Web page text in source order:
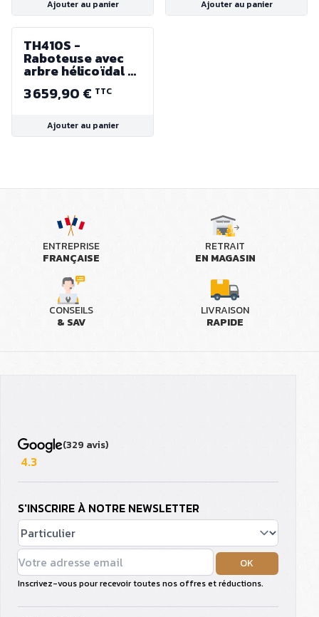
Ajouter au panier Ajouter au panier
TH410S -
Raboteuse avec
arbre hélicoïdal à
72 plaquettes -
Largeur 410 mm -
3 659,90 € TTC
Ajouter au panier
ENTREPRISE
FRANÇAISE
RETRAIT
EN MAGASIN
CONSEILS
& SAV
LIVRAISON
RAPIDE
(329 avis)
4.3
S'INSCRIRE À NOTRE NEWSLETTER
OK
Inscrivez-vous pour recevoir toutes nos offres et réductions.